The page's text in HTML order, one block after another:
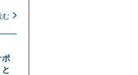
む
ポ